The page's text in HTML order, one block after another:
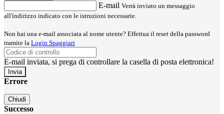
E-mail Verrà inviato un messaggio
all'indirizzo indicato con le istruzioni necessarie.
Non hai una e-mail associata al nome utente? Effettua il reset della password
tramite la Login Spaggiari
E-mail inviata, si prega di controllare la casella di posta elettronica!
Errore
Chiudi
Successo